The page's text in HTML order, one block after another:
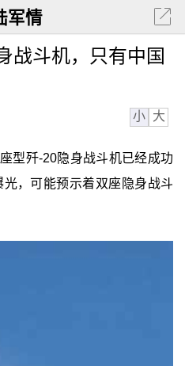
军情
战斗机，只有中国
小 大
型歼-20隐身战斗机已经成功
，可能预示着双座隐身战斗